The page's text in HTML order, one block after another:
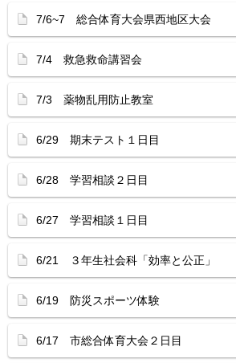
7/6~7 総合体育大会県西地区大会
7/4 救急救命講習会
7/3 薬物乱用防止教室
6/29 期末テスト１日目
6/28 学習相談２日目
6/27 学習相談１日目
6/21 ３年生社会科「効率と公正」
6/19 防災スポーツ体験
6/17 市総合体育大会２日目